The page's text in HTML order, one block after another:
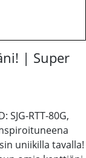
| Super
SJG-RTT-80G,
uniikilla tavalla!